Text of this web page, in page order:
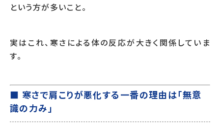
という方が多いこと。
実はこれ、寒さによる体の反応が大きく関係していま
す。
■ 寒さで肩こりが悪化する一番の理由は「無意
識の力み」